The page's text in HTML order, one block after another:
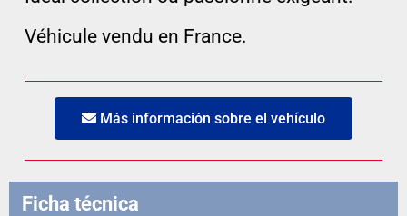
Véhicule vendu en France.
Más información sobre el vehículo
Ficha técnica